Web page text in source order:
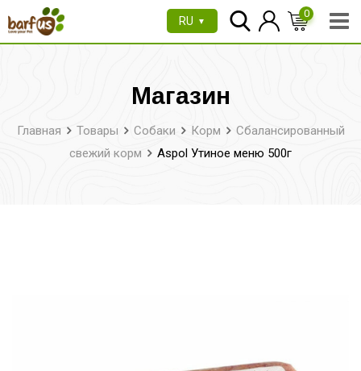
Перейти
RU ▼
0
Магазин
Главная Товары Собаки Корм
Сбалансированный
свежий корм
Aspol Утиное меню 500г